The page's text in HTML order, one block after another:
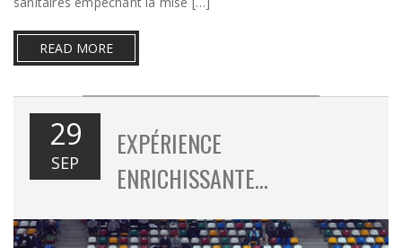
READ MORE
29
SEP
EXPÉRIENCE
ENRICHISSANTE…